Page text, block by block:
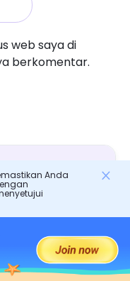
web saya di
berkomentar.
Apa yang Harus
Anda